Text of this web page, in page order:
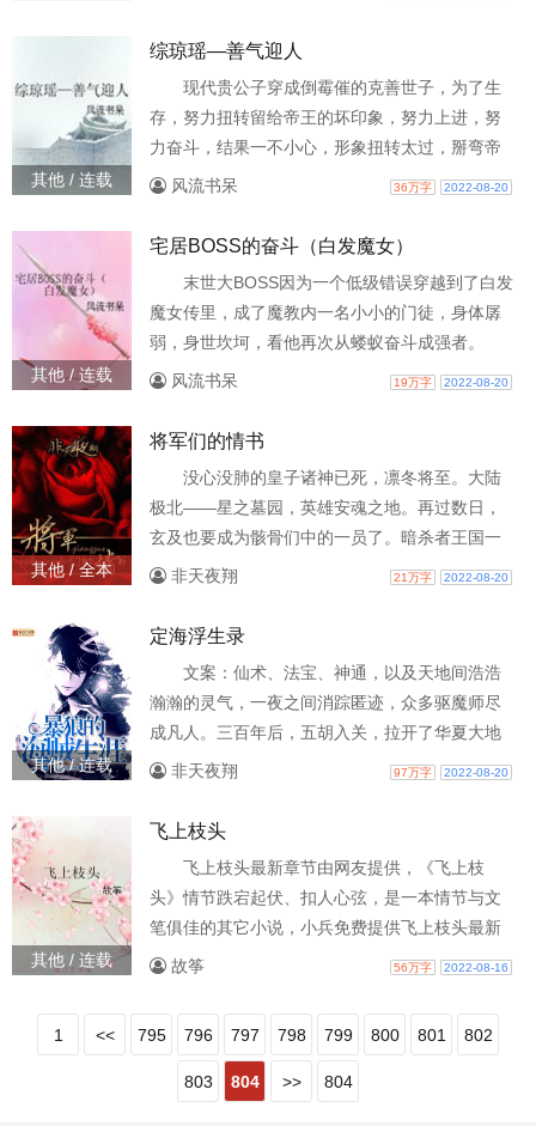
其他 / 连载
综琼瑶—善气迎人
现代贵公子穿成倒霉催的克善世子，为了生
存，努力扭转留给帝王的坏印象，努力上进，努
力奋斗，结果一不小心，形象扭转太过，掰弯帝
王的故事。 扫雷：本文有天雷，有狗血，有金手
受，帝王攻 为了相配，攻受年龄略有调整 本文
慢写，争取写好一点，一日一更，偶尔存稿够了
或心血来潮，会加更。看过我文的亲都知道，我
更文是非常
风流书呆 36万字 2022-08-20
其他 / 连载
宅居BOSS的奋斗（白发魔女）
末世大BOSS因为一个低级错误穿越到了白发
魔女传里，成了魔教内一名小小的门徒，身体孱
弱，身世坎坷，看他再次从蝼蚁奋斗成强者。
BOSS：师父，我救活了你，所以，你的魔教就送
吧。 教主：确实，本尊如今能弯腰了。 BOSS：
了，难道你不用负责吗？ BOSS：?∩?（） 扫
雷：本文金手指。 本文以林青霞、张国荣主演的
电影
风流书呆 19万字 2022-08-20
其他 / 全本
将军们的情书
没心没肺的皇子诸神已死，凛冬将至。大陆
极北——星之墓园，英雄安魂之地。再过数日，
玄及也要成为骸骨们中的一员了。暗杀者王国一
夜颠覆，皇太子玄及家破人亡，更遭多方势力追
非天夜翔 21万字 2022-08-20
其他 / 连载
定海浮生录
文案：仙术、法宝、神通，以及天地间浩浩
瀚瀚的灵气，一夜之间消踪匿迹，众多驱魔师尽
成凡人。三百年后，五胡入关，拉开了华夏大地
一场大动荡的序幕，亦随之带来了千魃夜行，神
有s一枚星辰，在地平线上熠熠生辉。心灯现世，
束自己生命的少年，踏上了找回被封印的天地灵
气的道路 只剩四年时间前路荆棘重重，看上去不
太像能成功的样子。陈
非天夜翔 97万字 2022-08-20
其他 / 连载
飞上枝头
飞上枝头最新章节由网友提供，《飞上枝
头》情节跌宕起伏、扣人心弦，是一本情节与文
笔俱佳的其它小说，小兵免费提供飞上枝头最新
清爽干净的文字章节在线阅读。-53855 </dd>
故筝 56万字 2022-08-16
1 << 795 796 797 798 799 800 801 802
803 804 >> 804